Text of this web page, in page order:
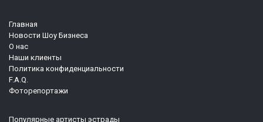
Главная
Новости Шоу Бизнеса
О нас
Наши клиенты
Политика конфиденциальности
F.A.Q.
Фоторепортажи
Популярные артисты эстрады